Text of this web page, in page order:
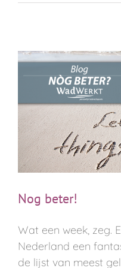
Nog beter!
Wat een week, zeg.
Nederland een
de lijst van meest